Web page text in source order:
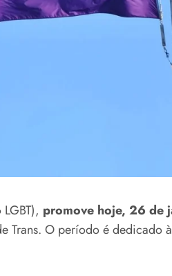
promove hoje, 26 de
Trans. O período é dedicado